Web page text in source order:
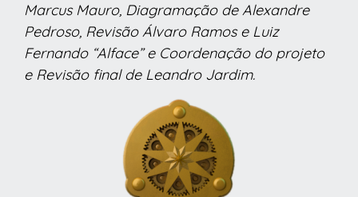
Marcus Mauro, Diagramação de Alexandre
Pedroso, Revisão Álvaro Ramos e Luiz
Fernando “Alface” e Coordenação do projeto
e Revisão final de Leandro Jardim.